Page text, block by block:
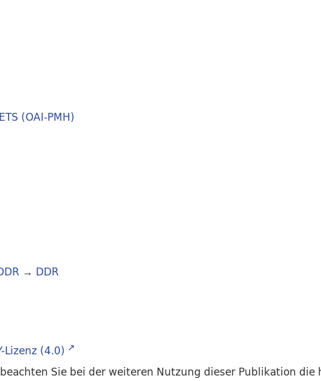
(OAI-PMH)
→ DDR
Lizenz (4.0)
Sie bei der weiteren Nutzung dieser Publikation die